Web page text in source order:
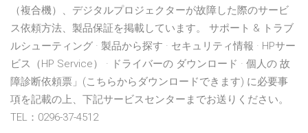
（複合機）、デジタルプロジェクターが故障した際のサービ
ス依頼方法、製品保証を掲載しています。 サポート & トラブ
ルシューティング · 製品から探す · セキュリティ情報 · HPサー
ビス（HP Service） · ドライバーの ダウンロード · 個人の 故
障診断依頼票」(こちらからダウンロードできます) に必要事
項を記載の上、下記サービスセンターまでお送りください。
TEL：0296-37-4512